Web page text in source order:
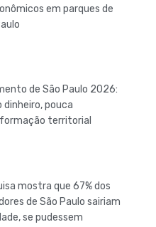
em parques de
de São Paulo 2026:
dinheiro, pouca
territorial
mostra que 67% dos
de São Paulo sairiam
se pudessem